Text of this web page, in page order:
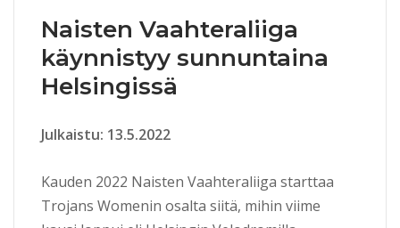
Naisten Vaahteraliiga
käynnistyy sunnuntaina
Helsingissä
Julkaistu: 13.5.2022
Kauden 2022 Naisten Vaahteraliiga starttaa
Trojans Womenin osalta siitä, mihin viime